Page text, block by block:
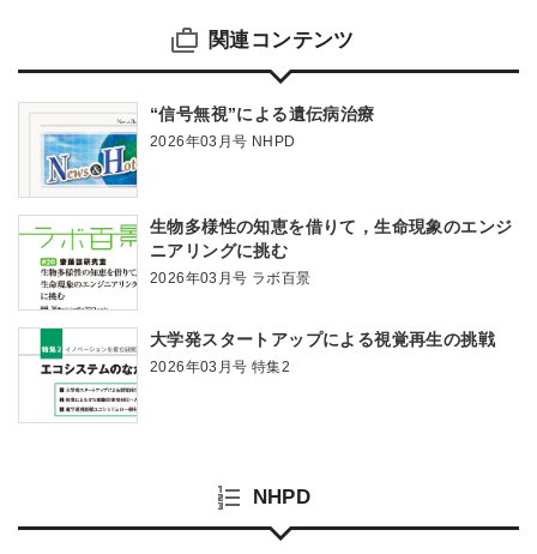
関連コンテンツ
“信号無視”による遺伝病治療
2026年03月号 NHPD
生物多様性の知恵を借りて，生命現象のエンジ
ニアリングに挑む
2026年03月号 ラボ百景
大学発スタートアップによる視覚再生の挑戦
2026年03月号 特集2
NHPD